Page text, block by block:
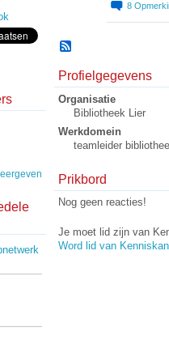
8
Profielgegevens
Organisatie
Bibliotheek Lier
Werkdomein
teamleider
Prikbord
Nog geen reacties!
Je moet lid zijn van
Word lid van